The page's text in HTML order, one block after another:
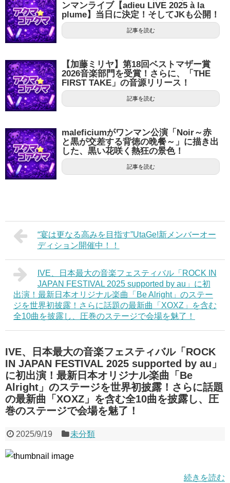
ンマンライブ【adieu LIVE 2025 à la
plume】当日に決定！そしてJKも公開！
記事を読む
【加藤ミリヤ】第18回ベストマザー賞
2026音楽部門を受賞！さらに、「THE
FIRST TAKE」の音源リリース！
記事を読む
maleficiumがワンマン公演「Noir～赤
と黒が交差する背徳の晩餐～」に描き出
した、黒い花咲く熱狂の景色！
記事を読む
“宴は更なる高みを目指す”UtaGe!新メンバーオー
ディション開催中！！
IVE、日本最大の音楽フェスティバル「ROCK IN
JAPAN FESTIVAL 2025 supported by au」に初
出演！最新日本オリジナル楽曲「Be Alright」のステー
ジを世界初披露！さらに話題の最新曲「XOXZ」を含む
全10曲を披露し、圧巻のステージで会場を魅了！
IVE、日本最大の音楽フェスティバル「ROCK
IN JAPAN FESTIVAL 2025 supported by au」
に初出演！最新日本オリジナル楽曲「Be
Alright」のステージを世界初披露！さらに話題
の最新曲「XOXZ」を含む全10曲を披露し、圧
巻のステージで会場を魅了！
2025/9/19 未分類
続きを読む